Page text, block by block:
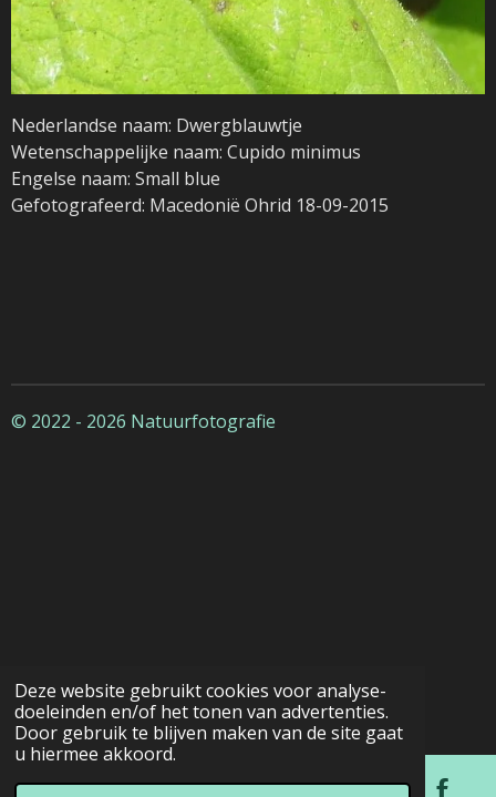
Deze website gebruikt cookies voor analyse-
doeleinden en/of het tonen van advertenties.
Door gebruik te blijven maken van de site gaat
u hiermee akkoord.
Nederlandse naam: Dwergblauwtje
Wetenschappelijke naam: Cupido minimus
Engelse naam: Small blue
Gefotografeerd: Macedonië Ohrid 18-09-2015
© 2022 - 2026 Natuurfotografie